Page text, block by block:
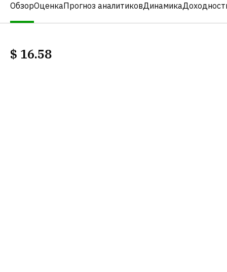
ОбзорОценкаПрогноз аналитиковДинамика
$ 16.58